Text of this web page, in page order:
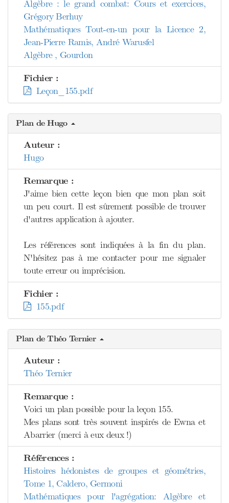
Algèbre : le grand combat: Cours et exercices,
Grégory Berhuy
Mathématiques Tout-en-un pour la Licence 2,
Jean-Pierre Ramis, André Warusfel
Algèbre , Gourdon
Fichier :
Leçon_155.pdf
Plan de Hugo
Auteur :
Hugo
Remarque :
J'aime bien cette leçon bien que mon plan soit
un peu court. Il est sûrement possible de trouver
d'autres application à ajouter.
Les références sont indiquées à la fin du plan.
N'hésitez pas à me contacter pour me signaler
toute erreur ou imprécision.
Fichier :
155.pdf
Plan de Théo Ternier
Auteur :
Théo Ternier
Remarque :
Voici un plan possible pour la leçon 155.
Mes plans sont très souvent inspirés de Ewna et
Abarrier (merci à eux deux !)
Références :
Histoires hédonistes de groupes et géométries,
Tome 1, Caldero, Germoni
Mathématiques pour l'agrégation: Algèbre et